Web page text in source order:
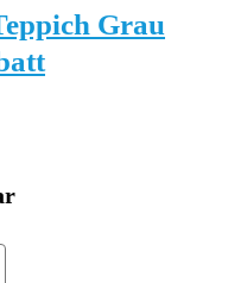
Grau